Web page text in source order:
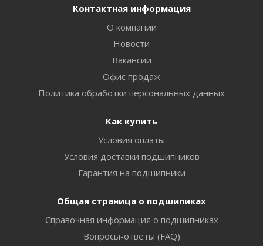
Контактная информация
О компании
Новости
Вакансии
Офис продаж
Политика обработки персональных данных
Как купить
Условия оплаты
Условия доставки подшипников
Гарантия на подшипники
Общая страница о подшипиках
Справочная информация о подшипниках
Вопросы-ответы (FAQ)